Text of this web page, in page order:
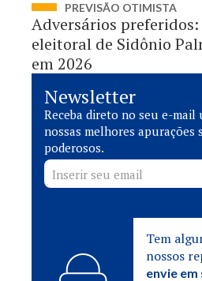
PREVISÃO OTIMISTA
Adversários preferidos:
eleitoral de Sidônio
em 2026
Newsletter
Receba direto no seu e-mail
nossas melhores apurações
poderosos.
Tem
nossos
envie